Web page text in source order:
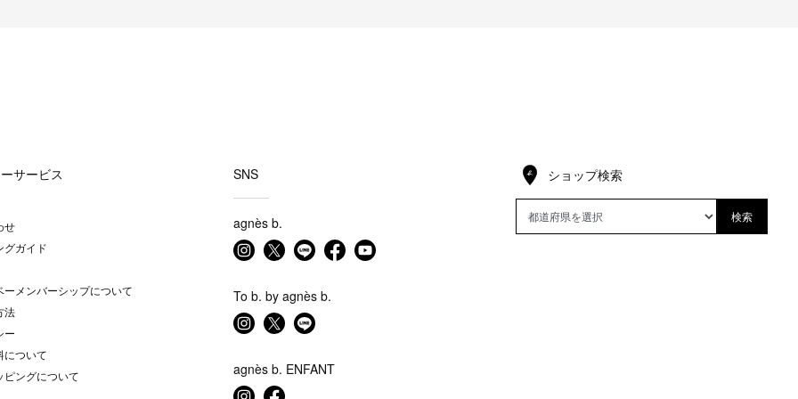
サービス
せ
グガイド
ーメンバーシップについて
法
ー
について
ピングについて
SNS
agnès b.
To b. by agnès b.
agnès b. ENFANT
ショップ検索
検索